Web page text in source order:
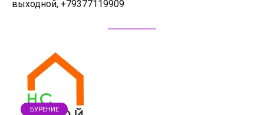
выходной, +79377119909
БУРЕНИЕ